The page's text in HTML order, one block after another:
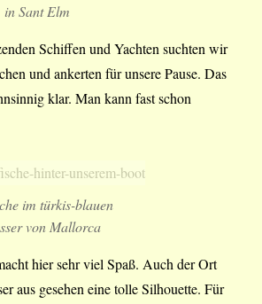
in Sant Elm
Schiffen und Yachten suchten wir
und ankerten für unsere Pause. Das
klar. Man kann fast schon
im türkis-blauen
von Mallorca
hier sehr viel Spaß. Auch der Ort
aus gesehen eine tolle Silhouette. Für